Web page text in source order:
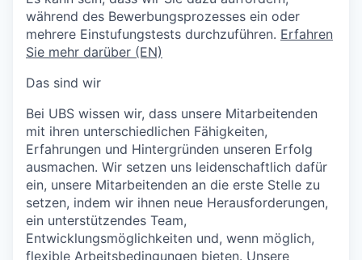
während des Bewerbungsprozesses ein oder
mehrere Einstufungstests durchzuführen. Erfahren
Sie mehr darüber (EN)
Das sind wir
Bei UBS wissen wir, dass unsere Mitarbeitenden
mit ihren unterschiedlichen Fähigkeiten,
Erfahrungen und Hintergründen unseren Erfolg
ausmachen. Wir setzen uns leidenschaftlich dafür
ein, unsere Mitarbeitenden an die erste Stelle zu
setzen, indem wir ihnen neue Herausforderungen,
ein unterstützendes Team,
Entwicklungsmöglichkeiten und, wenn möglich,
flexible Arbeitsbedingungen bieten. Unsere